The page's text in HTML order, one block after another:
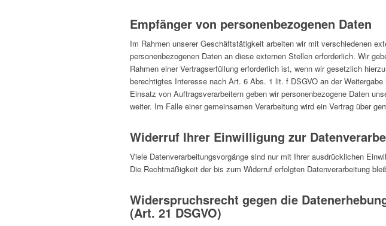
Empfänger von personenbezogenen Daten
Im Rahmen unserer Geschäftstätigkeit arbeiten wir mit verschiedenen
personenbezogenen Daten an diese externen Stellen erforderlich. Wir
Rahmen einer Vertragserfüllung erforderlich ist, wenn wir gesetzlich
berechtigtes Interesse nach Art. 6 Abs. 1 lit. f DSGVO an der
Einsatz von Auftragsverarbeitern geben wir personenbezogene Daten
weiter. Im Falle einer gemeinsamen Verarbeitung wird ein Vertrag über
Widerruf Ihrer Einwilligung zur
Viele Datenverarbeitungsvorgänge sind nur mit Ihrer ausdrücklichen
Die Rechtmäßigkeit der bis zum Widerruf erfolgten Datenverarbeitung
Widerspruchsrecht gegen die
(Art. 21 DSGVO)